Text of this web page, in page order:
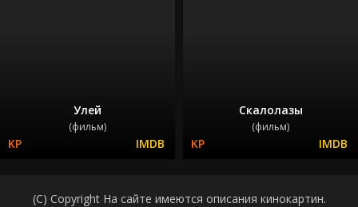
Улей
(фильм)
Скалолазы
(фильм)
(C) Copyright На сайте имеются описания кинокартин.